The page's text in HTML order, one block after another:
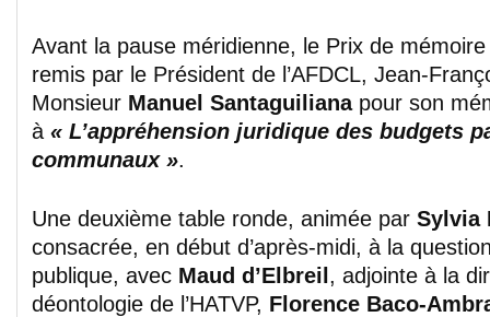
Avant la pause méridienne, le Prix de mémoire
remis par le Président de l’AFDCL, Jean-
Monsieur Manuel Santaguilianapour son
à « L’appréhension juridique des budgets
communaux ».
Une deuxième table ronde, animée par Sylvia
consacrée, en début d’après-midi, à la
publique, avec Maud d’Elbreil, adjointe à la
déontologie de l’HATVP, Florence Baco-